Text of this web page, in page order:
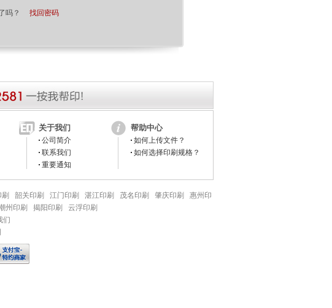
吗？ 找回密码
关于我们
公司简介
联系我们
重要通知
帮助中心
如何上传文件？
如何选择印刷规格？
韶关印刷 江门印刷 湛江印刷 茂名印刷 肇庆印刷
惠州印
州印刷 揭阳印刷
云浮印刷
们